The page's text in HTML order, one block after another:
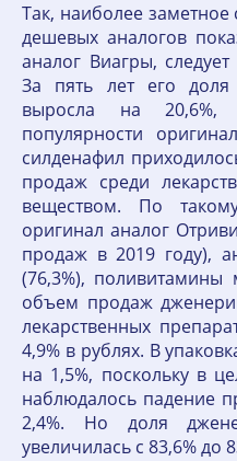
Так, наиболее
дешевых аналогов
аналог Виагры,
За пять лет его
выросла на
популярности
силденафил
продаж среди
веществом. По
оригинал аналог
продаж в 2019 году),
(76,3%),
объем продаж
лекарственных
4,9% в рублях. В
на 1,5%, поскольку в
наблюдалось падение
2,4%. Но доля
увеличилась с 83,6% до